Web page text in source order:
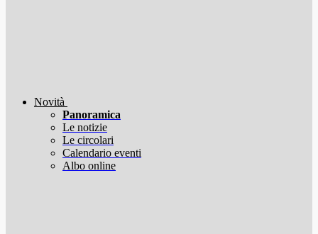
Novità
Panoramica
Le notizie
Le circolari
Calendario eventi
Albo online